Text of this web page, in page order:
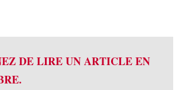
DE LIRE UN ARTICLE EN